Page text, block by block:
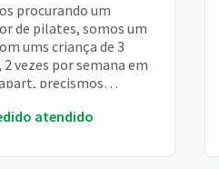
procurando um
de pilates, somos um
ums criança de 3
2 vezes por semana em
precismos
depois do nas...
atendido